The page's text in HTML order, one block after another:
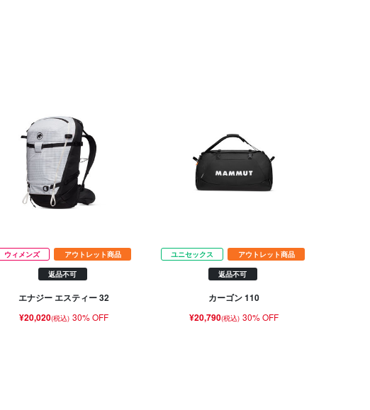
ウィメンズ アウトレット商品
返品不可
エナジー エスティー 32
¥20,020(税込) 30% OFF
ユニセックス アウトレット商品
返品不可
カーゴン 110
¥20,790(税込) 30% OFF